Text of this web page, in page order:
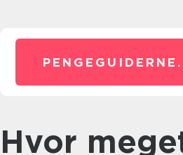
PENGEGUIDERNE.
hvor